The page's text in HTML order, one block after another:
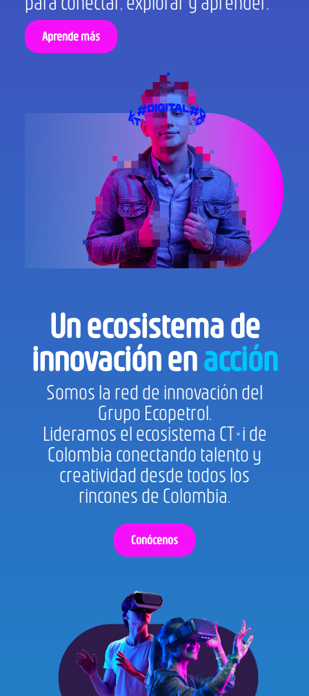
Aprende más
Un ecosistema de
innovación enacción
Somos la red de innovación del
Grupo Ecopetrol.
Lideramos el ecosistema CT+i de
Colombia conectando talento y
creatividad desde todos los
rincones de Colombia.
Conócenos​